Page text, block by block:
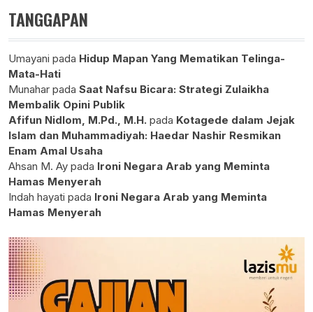
TANGGAPAN
Umayani pada Hidup Mapan Yang Mematikan Telinga-
Mata-Hati
Munahar pada Saat Nafsu Bicara: Strategi Zulaikha
Membalik Opini Publik
Afifun Nidlom, M.Pd., M.H. pada Kotagede dalam Jejak
Islam dan Muhammadiyah: Haedar Nashir Resmikan
Enam Amal Usaha
Ahsan M. Ay pada Ironi Negara Arab yang Meminta
Hamas Menyerah
Indah hayati pada Ironi Negara Arab yang Meminta
Hamas Menyerah